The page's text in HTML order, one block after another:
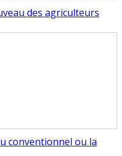
des agriculteurs
conventionnel ou la